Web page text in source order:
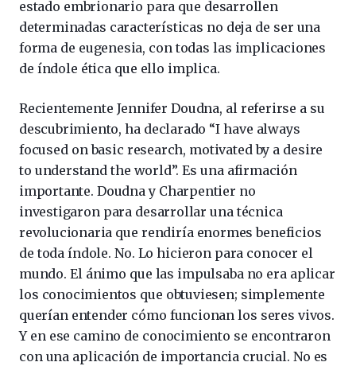
estado embrionario para que desarrollen
determinadas características no deja de ser una
forma de eugenesia, con todas las implicaciones
de índole ética que ello implica.
Recientemente Jennifer Doudna, al referirse a su
descubrimiento, ha declarado “I have always
focused on basic research, motivated by a desire
to understand the world”. Es una afirmación
importante. Doudna y Charpentier no
investigaron para desarrollar una técnica
revolucionaria que rendiría enormes beneficios
de toda índole. No. Lo hicieron para conocer el
mundo. El ánimo que las impulsaba no era aplicar
los conocimientos que obtuviesen; simplemente
querían entender cómo funcionan los seres vivos.
Y en ese camino de conocimiento se encontraron
con una aplicación de importancia crucial. No es